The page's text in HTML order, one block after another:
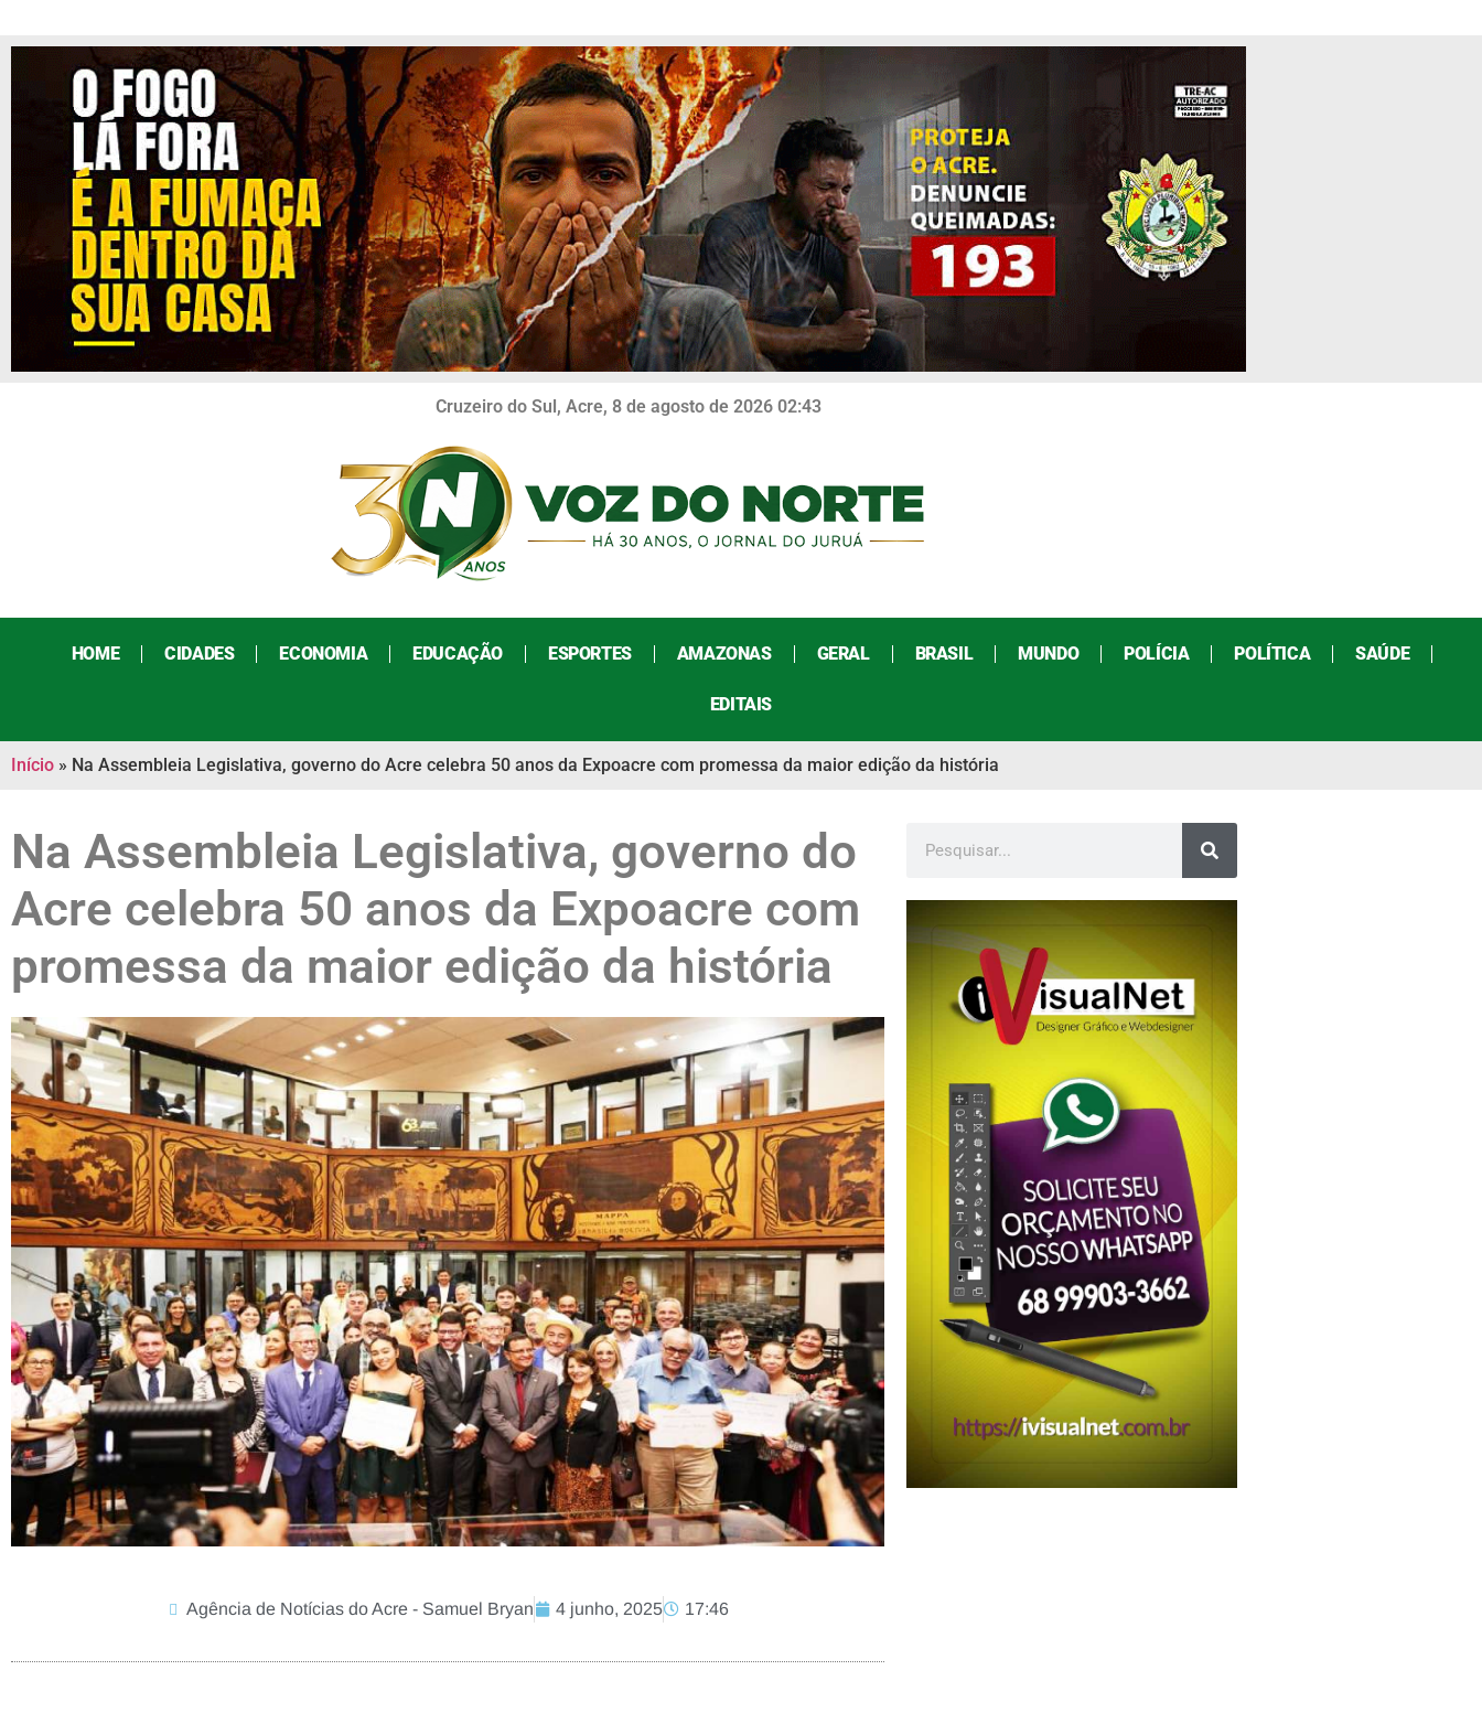
Cruzeiro do Sul, Acre, 8 de agosto de 2026 02:43
HOME CIDADES ECONOMIA EDUCAÇÃO ESPORTES AMAZONAS GERAL BRASIL MUNDO POLÍCIA POLÍTICA SAÚDE
EDITAIS
Início » Na Assembleia Legislativa, governo do Acre celebra 50 anos da Expoacre com promessa da maior edição da história
Na Assembleia Legislativa, governo do
Acre celebra 50 anos da Expoacre com
promessa da maior edição da história
Agência de Notícias do Acre - Samuel Bryan 4 junho, 2025 17:46